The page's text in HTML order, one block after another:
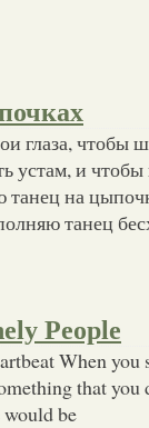
глаза, чтобы
устам, и
танец на
танец
People
When you
that you
would be